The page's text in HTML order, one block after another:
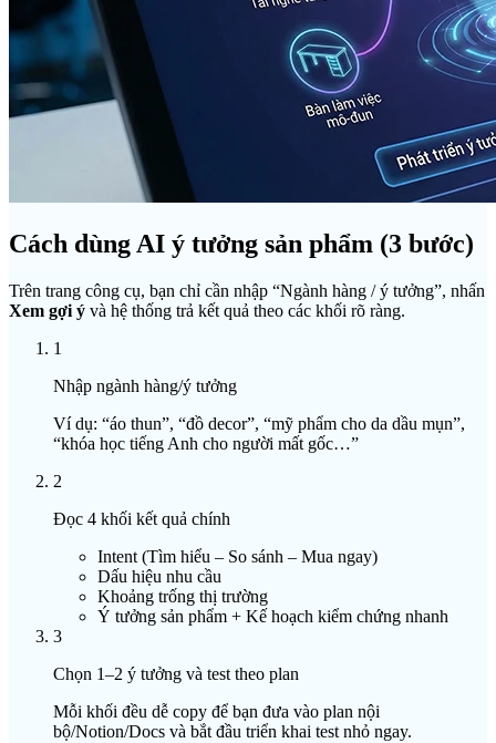
Cách dùng AI ý tưởng sản phẩm (3 bước)
Trên trang công cụ, bạn chỉ cần nhập “Ngành hàng / ý tưởng”, nhấn
Xem gợi ý và hệ thống trả kết quả theo các khối rõ ràng.
1
Nhập ngành hàng/ý tưởng
Ví dụ: “áo thun”, “đồ decor”, “mỹ phẩm cho da dầu mụn”,
“khóa học tiếng Anh cho người mất gốc…”
2
Đọc 4 khối kết quả chính
Intent (Tìm hiểu – So sánh – Mua ngay)
Dấu hiệu nhu cầu
Khoảng trống thị trường
Ý tưởng sản phẩm + Kế hoạch kiểm chứng nhanh
3
Chọn 1–2 ý tưởng và test theo plan
Mỗi khối đều dễ copy để bạn đưa vào plan nội
bộ/Notion/Docs và bắt đầu triển khai test nhỏ ngay.